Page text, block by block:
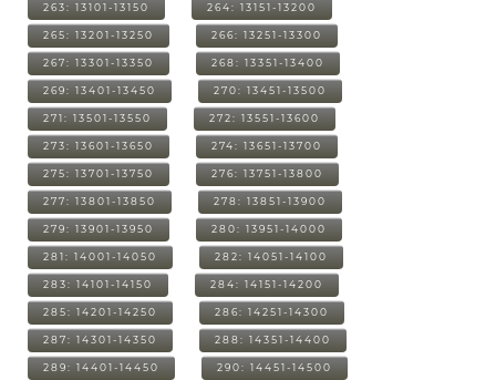
263: 13101-13150 264: 13151-13200
265: 13201-13250 266: 13251-13300
267: 13301-13350 268: 13351-13400
269: 13401-13450 270: 13451-13500
271: 13501-13550 272: 13551-13600
273: 13601-13650 274: 13651-13700
275: 13701-13750 276: 13751-13800
277: 13801-13850 278: 13851-13900
279: 13901-13950 280: 13951-14000
281: 14001-14050 282: 14051-14100
283: 14101-14150 284: 14151-14200
285: 14201-14250 286: 14251-14300
287: 14301-14350 288: 14351-14400
289: 14401-14450 290: 14451-14500